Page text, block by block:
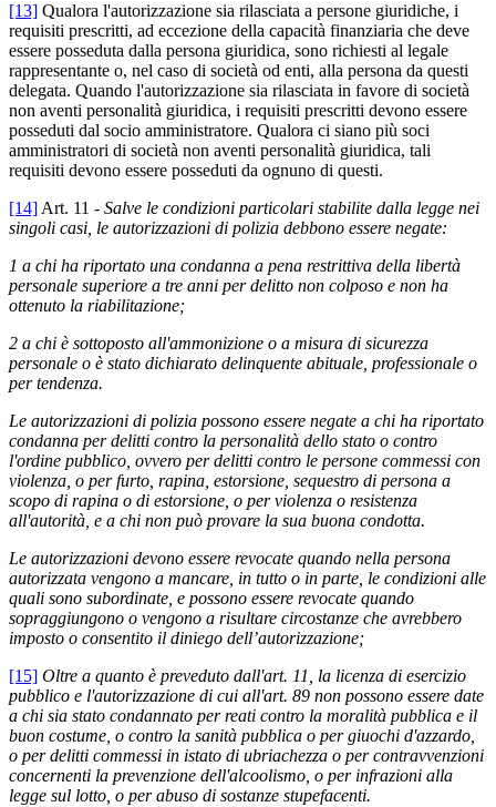
[13] Qualora l'autorizzazione sia rilasciata a persone giuridiche, i
requisiti prescritti, ad eccezione della capacità finanziaria che deve
essere posseduta dalla persona giuridica, sono richiesti al legale
rappresentante o, nel caso di società od enti, alla persona da questi
delegata. Quando l'autorizzazione sia rilasciata in favore di società
non aventi personalità giuridica, i requisiti prescritti devono essere
posseduti dal socio amministratore. Qualora ci siano più soci
amministratori di società non aventi personalità giuridica, tali
requisiti devono essere posseduti da ognuno di questi.
[14]Art. 11 - Salve le condizioni particolari stabilite dalla legge nei
singoli casi, le autorizzazioni di polizia debbono essere negate:
1 a chi ha riportato una condanna a pena restrittiva della libertà
personale superiore a tre anni per delitto non colposo e non ha
ottenuto la riabilitazione;
2 a chi è sottoposto all'ammonizione o a misura di sicurezza
personale o è stato dichiarato delinquente abituale, professionale o
per tendenza.
Le autorizzazioni di polizia possono essere negate a chi ha riportato
condanna per delitti contro la personalità dello stato o contro
l'ordine pubblico, ovvero per delitti contro le persone commessi con
violenza, o per furto, rapina, estorsione, sequestro di persona a
scopo di rapina o di estorsione, o per violenza o resistenza
all'autorità, e a chi non può provare la sua buona condotta.
Le autorizzazioni devono essere revocate quando nella persona
autorizzata vengono a mancare, in tutto o in parte, le condizioni alle
quali sono subordinate, e possono essere revocate quando
sopraggiungono o vengono a risultare circostanze che avrebbero
imposto o consentito il diniego dell’autorizzazione;
[15] Oltre a quanto è preveduto dall'art. 11, la licenza di esercizio
pubblico e l'autorizzazione di cui all'art. 89 non possono essere date
a chi sia stato condannato per reati contro la moralità pubblica e il
buon costume, o contro la sanità pubblica o per giuochi d'azzardo,
o per delitti commessi in istato di ubriachezza o per contravvenzioni
concernenti la prevenzione dell'alcoolismo, o per infrazioni alla
legge sul lotto, o per abuso di sostanze stupefacenti.